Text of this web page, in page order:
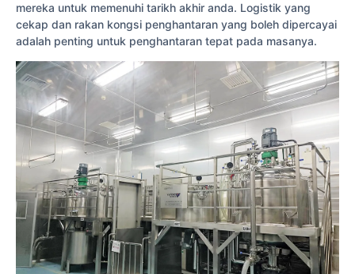
mereka untuk memenuhi tarikh akhir anda. Logistik yang
cekap dan rakan kongsi penghantaran yang boleh dipercayai
adalah penting untuk penghantaran tepat pada masanya.